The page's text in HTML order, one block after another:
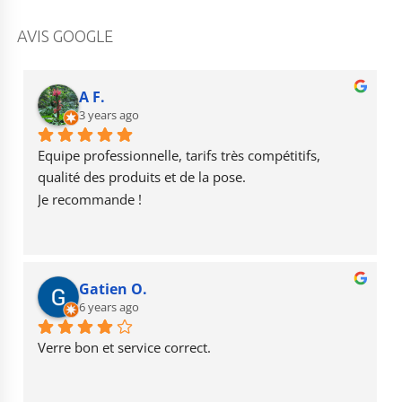
c
b
o
o
k
a
r
a
m
b
e
AVIS GOOGLE
A F.
3 years ago
Equipe professionnelle, tarifs très compétitifs,
qualité des produits et de la pose.
Je recommande !
Gatien O.
6 years ago
Verre bon et service correct.